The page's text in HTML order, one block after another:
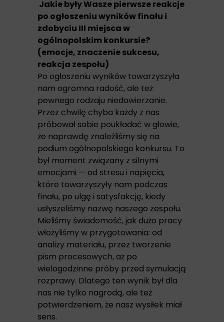
Jakie były Wasze pierwsze reakcje
po ogłoszeniu wyników finału i
zdobyciu III miejsca w
ogólnopolskim konkursie?
(emocje, znaczenie sukcesu,
reakcja zespołu)
Po ogłoszeniu wyników towarzyszyła
nam ogromna radość, ale też
pewnego rodzaju niedowierzanie.
Przez chwilę chyba każdy z nas
próbował sobie poukładać w głowie,
że naprawdę znaleźliśmy się na
podium ogólnopolskiego konkursu. To
był moment związany z silnymi
emocjami — od stresu i napięcia,
które towarzyszyły nam podczas
finału, po ulgę i satysfakcję, kiedy
usłyszeliśmy nazwę naszego zespołu.
Mieliśmy świadomość, jak dużo pracy
włożyliśmy w przygotowania: od
analizy materiału, przez tworzenie
pism procesowych, aż po
wielogodzinne próby przed symulacją
rozprawy. Dlatego ten wynik był dla
nas nie tylko nagrodą, ale też
potwierdzeniem, że nasz wysiłek miał
sens.